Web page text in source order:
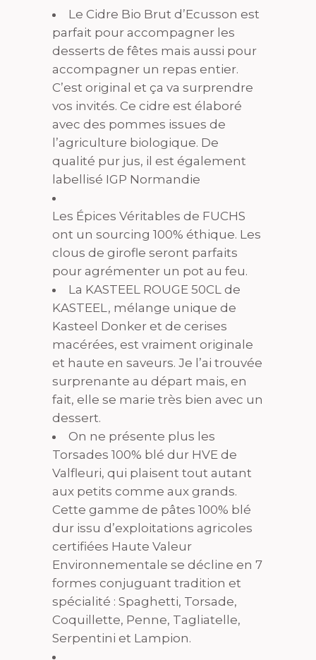
Le Cidre Bio Brut d’Ecusson est
parfait pour accompagner les
desserts de fêtes mais aussi pour
accompagner un repas entier.
C’est original et ça va surprendre
vos invités. Ce cidre est élaboré
avec des pommes issues de
l’agriculture biologique. De
qualité pur jus, il est également
labellisé IGP Normandie
Les Épices Véritables de FUCHS
ont un sourcing 100% éthique. Les
clous de girofle seront parfaits
pour agrémenter un pot au feu.
La KASTEEL ROUGE 50CL de
KASTEEL, mélange unique de
Kasteel Donker et de cerises
macérées, est vraiment originale
et haute en saveurs. Je l’ai trouvée
surprenante au départ mais, en
fait, elle se marie très bien avec un
dessert.
On ne présente plus les
Torsades 100% blé dur HVE de
Valfleuri, qui plaisent tout autant
aux petits comme aux grands.
Cette gamme de pâtes 100% blé
dur issu d’exploitations agricoles
certifiées Haute Valeur
Environnementale se décline en 7
formes conjuguant tradition et
spécialité : Spaghetti, Torsade,
Coquillette, Penne, Tagliatelle,
Serpentini et Lampion.